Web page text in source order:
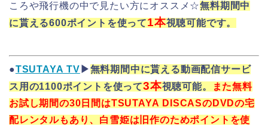
ころや飛行機の中で見たい方にオススメ☆無料期間中
に貰える600ポイントを使って1本視聴可能です。
●TSUTAYA TV ▶無料期間中に貰える動画配信サービ
ス用の1100ポイントを使って3本視聴可能。
また無料
お試し期間の30日間はTSUTAYA DISCASのDVDの宅
配レンタルもあり、白雪姫は旧作のためポイントを使